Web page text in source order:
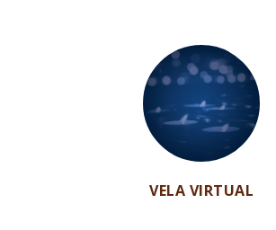
VELA VIRTUAL